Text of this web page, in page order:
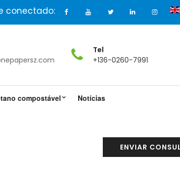
conectado:
Tel
+136-0260-7991
compostável Notícias
ENVIAR